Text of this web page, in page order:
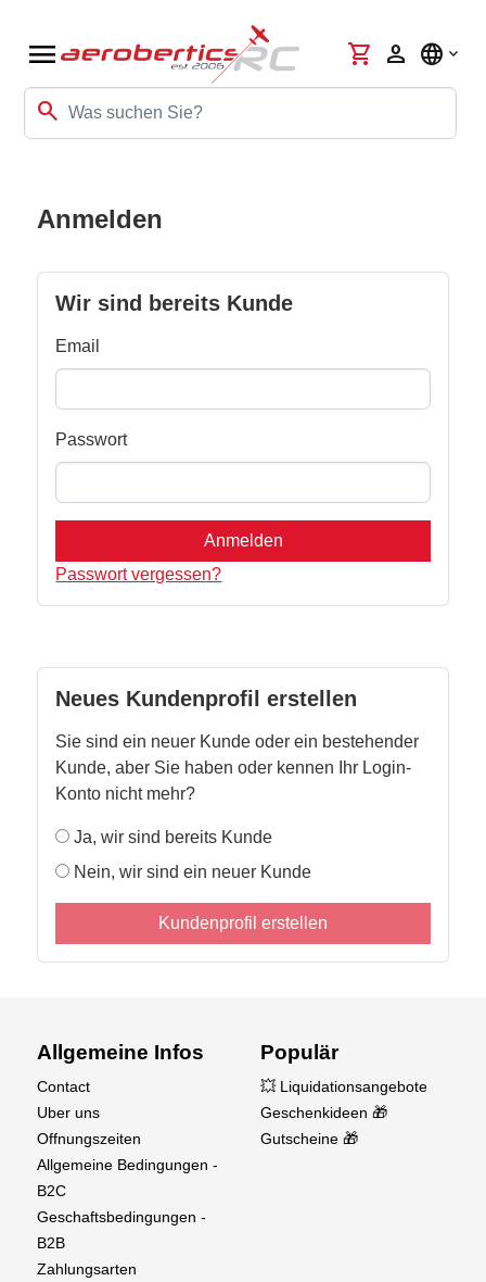
menu
search
shopping_cart person language
Anmelden
Wir sind bereits Kunde
Email
Passwort
Anmelden
Passwort vergessen?
Neues Kundenprofil erstellen
Sie sind ein neuer Kunde oder ein bestehender
Kunde, aber Sie haben oder kennen Ihr Login-
Konto nicht mehr?
Ja, wir sind bereits Kunde
Nein, wir sind ein neuer Kunde
Kundenprofil erstellen
Allgemeine Infos
Contact
Uber uns
Offnungszeiten
Allgemeine Bedingungen -
B2C
Geschaftsbedingungen -
B2B
Zahlungsarten
Populär
💥 Liquidationsangebote
Geschenkideen 🎁
Gutscheine 🎁